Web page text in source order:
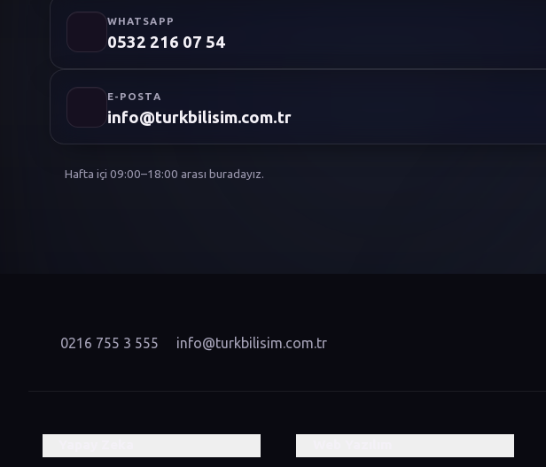
WHATSAPP
0532 216 07 54
E-POSTA
info@turkbilisim.com.tr
Hafta içi 09:00–18:00 arası buradayız.
0216 755 3 555 info@turkbilisim.com.tr